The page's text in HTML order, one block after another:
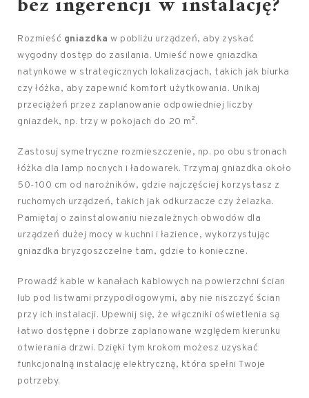
Rozmieść gniazdka w pobliżu urządzeń, aby zyskać
wygodny dostęp do zasilania. Umieść nowe gniazdka
natynkowe w strategicznych lokalizacjach, takich jak biurka
czy łóżka, aby zapewnić komfort użytkowania. Unikaj
przeciążeń przez zaplanowanie odpowiedniej liczby
gniazdek, np. trzy w pokojach do 20 m².
Zastosuj symetryczne rozmieszczenie, np. po obu stronach
łóżka dla lamp nocnych i ładowarek. Trzymaj gniazdka około
50-100 cm od narożników, gdzie najczęściej korzystasz z
ruchomych urządzeń, takich jak odkurzacze czy żelazka.
Pamiętaj o zainstalowaniu niezależnych obwodów dla
urządzeń dużej mocy w kuchni i łazience, wykorzystując
gniazdka bryzgoszczelne tam, gdzie to konieczne.
Prowadź kable w kanałach kablowych na powierzchni ścian
lub pod listwami przypodłogowymi, aby nie niszczyć ścian
przy ich instalacji. Upewnij się, że włączniki oświetlenia są
łatwo dostępne i dobrze zaplanowane względem kierunku
otwierania drzwi. Dzięki tym krokom możesz uzyskać
funkcjonalną instalację elektryczną, która spełni Twoje
potrzeby.